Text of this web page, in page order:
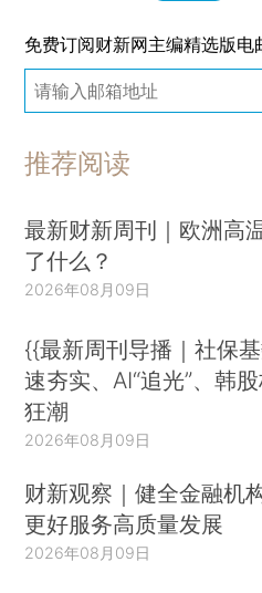
免费订阅财新网主编精选版电
推荐阅读
最新财新周刊｜欧洲高
了什么？
2026年08月09日
{{最新周刊导播｜社保
速夯实、AI“追光”、韩
狂潮
2026年08月09日
财新观察｜健全金融机
更好服务高质量发展
2026年08月09日